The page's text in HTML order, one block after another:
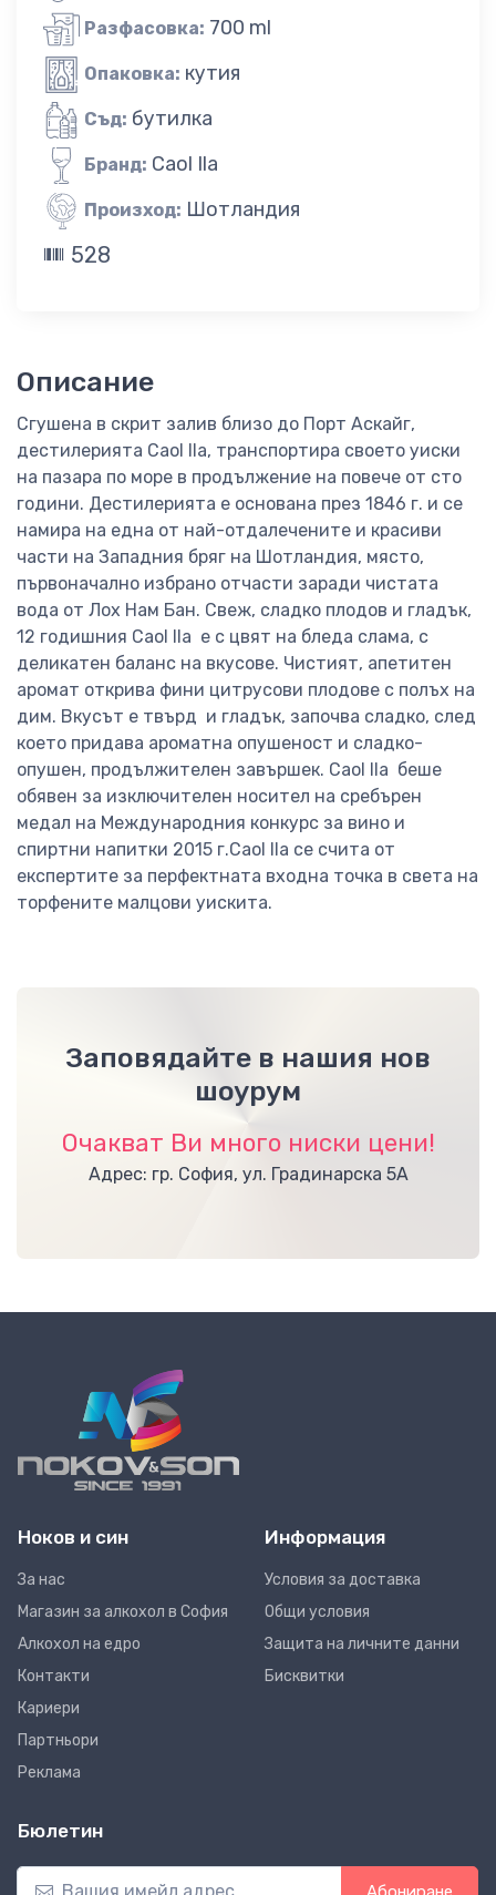
Разфасовка: 700 ml
Опаковка: кутия
Съд: бутилка
Бранд: Caol Ila
Произход: Шотландия
528
Описание
Сгушена в скрит залив близо до Порт Аскайг,
дестилерията Caol Ila, транспортира своето уиски
на пазара по море в продължение на повече от сто
години. Дестилерията е основана през 1846 г. и се
намира на една от най-отдалечените и красиви
части на Западния бряг на Шотландия, място,
първоначално избрано отчасти заради чистата
вода от Лох Нам Бан. Свеж, сладко плодов и гладък,
12 годишния Caol Ila е с цвят на бледа слама, с
деликатен баланс на вкусове. Чистият, апетитен
аромат открива фини цитрусови плодове с полъх на
дим. Вкусът е твърд и гладък, започва сладко, след
което придава ароматна опушеност и сладко-
опушен, продължителен завършек. Caol Ila беше
обявен за изключителен носител на сребърен
медал на Международния конкурс за вино и
спиртни напитки 2015 г.Caol Ila се счита от
експертите за перфектната входна точка в света на
торфените малцови уискита.
Заповядайте в нашия нов
шоурум
Очакват Ви много ниски цени!
Адрес: гр. София, ул. Градинарска 5А
Ноков и син
За нас
Магазин за алкохол в София
Алкохол на едро
Контакти
Кариери
Партньори
Реклама
Информация
Условия за доставка
Общи условия
Защита на личните данни
Бисквитки
Бюлетин